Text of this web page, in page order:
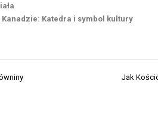
Kanadzie: Katedra i symbol kultury
Jak